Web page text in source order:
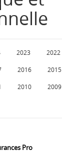
2023 2022
2016 2015
2010 2009
Pro